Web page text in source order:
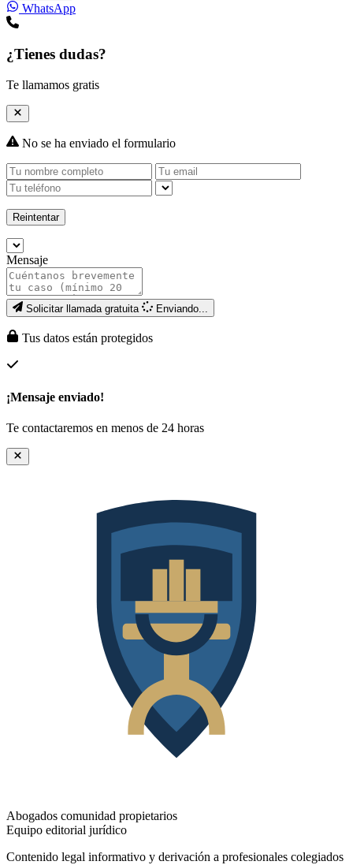
WhatsApp
¿Tienes dudas?
Te llamamos gratis
No se ha enviado el formulario
Reintentar
Mensaje
Solicitar llamada gratuita Enviando...
Tus datos están protegidos
¡Mensaje enviado!
Te contactaremos en menos de 24 horas
Abogados comunidad propietarios
Equipo editorial jurídico
Contenido legal informativo y derivación a profesionales colegiados